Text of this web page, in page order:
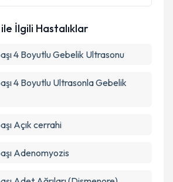
Takvim Talebini Gönder
İlgili Hastalıklar
4 Boyutlu Gebelik Ultrasonu
4 Boyutlu Ultrasonla Gebelik
Açık cerrahi
Adenomyozis